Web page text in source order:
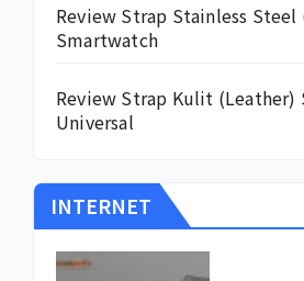
Review Strap Stainless Steel
Smartwatch
Review Strap Kulit (Leather)
Universal
INTERNET